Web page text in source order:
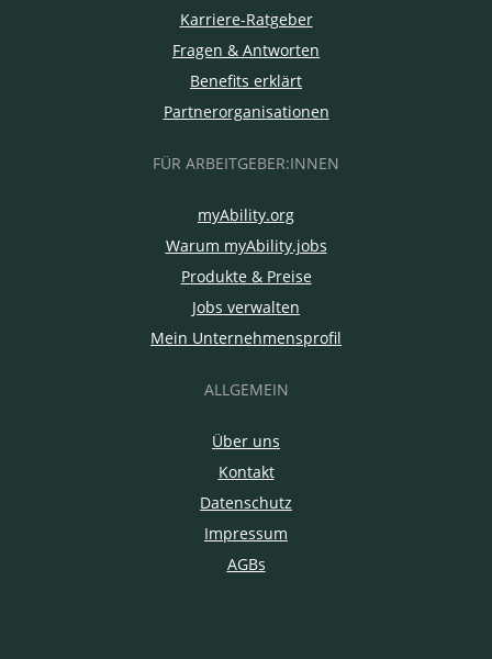
Karriere-Ratgeber
Fragen & Antworten
Benefits erklärt
Partnerorganisationen
FÜR ARBEITGEBER:INNEN
myAbility.org
Warum myAbility.jobs
Produkte & Preise
Jobs verwalten
Mein Unternehmensprofil
ALLGEMEIN
Über uns
Kontakt
Datenschutz
Impressum
AGBs